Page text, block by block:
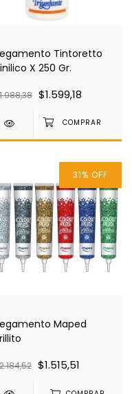
Tintoretto
X 250 Gr.
$1.599,18
31% OFF
Maped
$1.515,51